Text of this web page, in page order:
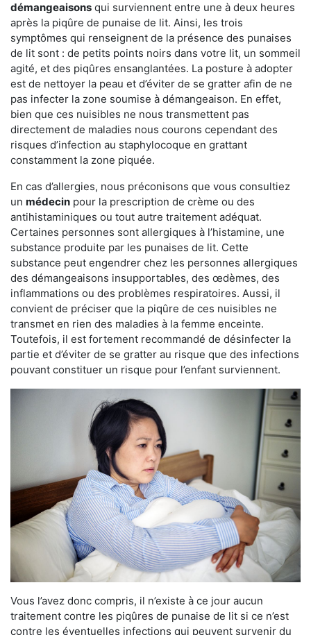
démangeaisons qui surviennent entre une à deux heures
après la piqûre de punaise de lit. Ainsi, les trois
symptômes qui renseignent de la présence des punaises
de lit sont : de petits points noirs dans votre lit, un sommeil
agité, et des piqûres ensanglantées. La posture à adopter
est de nettoyer la peau et d’éviter de se gratter afin de ne
pas infecter la zone soumise à démangeaison. En effet,
bien que ces nuisibles ne nous transmettent pas
directement de maladies nous courons cependant des
risques d’infection au staphylocoque en grattant
constamment la zone piquée.
En cas d’allergies, nous préconisons que vous consultiez
un médecin pour la prescription de crème ou des
antihistaminiques ou tout autre traitement adéquat.
Certaines personnes sont allergiques à l’histamine, une
substance produite par les punaises de lit. Cette
substance peut engendrer chez les personnes allergiques
des démangeaisons insupportables, des œdèmes, des
inflammations ou des problèmes respiratoires. Aussi, il
convient de préciser que la piqûre de ces nuisibles ne
transmet en rien des maladies à la femme enceinte.
Toutefois, il est fortement recommandé de désinfecter la
partie et d’éviter de se gratter au risque que des infections
pouvant constituer un risque pour l’enfant surviennent.
Vous l’avez donc compris, il n’existe à ce jour aucun
traitement contre les piqûres de punaise de lit si ce n’est
contre les éventuelles infections qui peuvent survenir du